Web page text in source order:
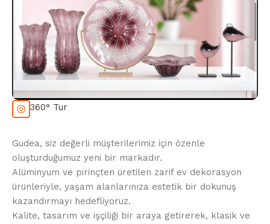
360° Tur
Gudea, siz değerli müşterilerimiz için özenle
oluşturduğumuz yeni bir markadır.
Alüminyum ve pirinçten üretilen zarif ev dekorasyon
ürünleriyle, yaşam alanlarınıza estetik bir dokunuş
kazandırmayı hedefliyoruz.
Kalite, tasarım ve işçiliği bir araya getirerek, klasik ve